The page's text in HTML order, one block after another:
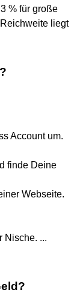
% für große
liegt
Account um.
finde Deine
Webseite.
Nische. ...